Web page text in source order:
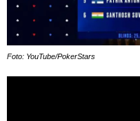
Foto: YouTube/PokerStars